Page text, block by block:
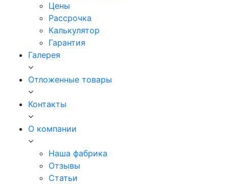
Цены
Рассрочка
Калькулятор
Гарантия
Галерея
Отложенные товары
Контакты
О компании
Наша фабрика
Отзывы
Статьи